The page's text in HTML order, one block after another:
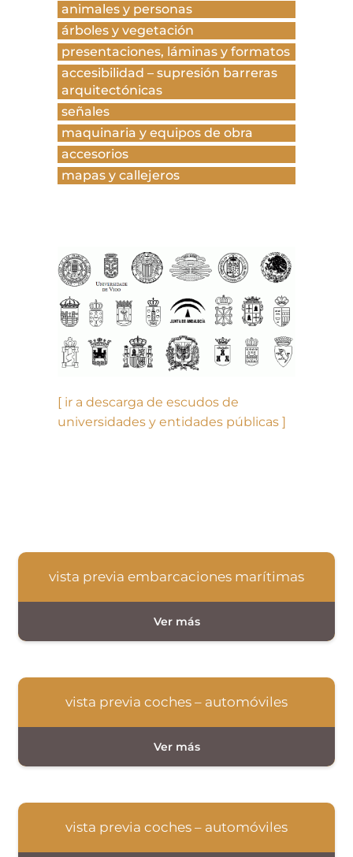
animales y personas
árboles y vegetación
presentaciones, láminas y formatos
accesibilidad – supresión barreras
arquitectónicas
señales
maquinaria y equipos de obra
accesorios
mapas y callejeros
[ ir a descarga de escudos de
universidades y entidades públicas ]
vista previa embarcaciones marítimas
vista previa coches – automóviles
vista previa coches – automóviles